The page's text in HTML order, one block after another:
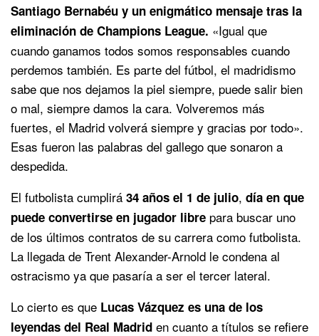
Santiago Bernabéu y un enigmático mensaje tras la
eliminación de Champions League. «Igual que
cuando ganamos todos somos responsables cuando
perdemos también. Es parte del fútbol, el madridismo
sabe que nos dejamos la piel siempre, puede salir bien
o mal, siempre damos la cara. Volveremos más
fuertes, el Madrid volverá siempre y gracias por todo».
Esas fueron las palabras del gallego que sonaron a
despedida.
El futbolista cumplirá 34 años el 1 de julio, día en que
puede convertirse en jugador libre para buscar uno
de los últimos contratos de su carrera como futbolista.
La llegada de Trent Alexander-Arnold le condena al
ostracismo ya que pasaría a ser el tercer lateral.
Lo cierto es que Lucas Vázquez es una de los
leyendas del Real Madrid en cuanto a títulos se refiere